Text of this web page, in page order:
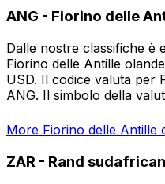
ANG - Fiorino delle
Dalle nostre classifiche è
Fiorino delle Antille
USD. Il codice valuta per
ANG. Il simbolo della
More Fiorino delle Antille
ZAR - Rand